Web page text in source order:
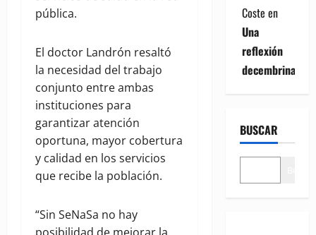
pública.
El doctor Landrón resaltó
la necesidad del trabajo
conjunto entre ambas
instituciones para
garantizar atención
oportuna, mayor cobertura
y calidad en los servicios
que recibe la población.
“Sin SeNaSa no hay
Coste en
Una
reflexión
decembrina
BUSCAR